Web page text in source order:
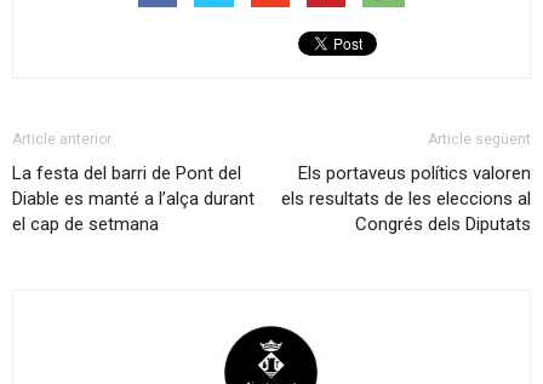
Article anterior
La festa del barri de Pont del
Diable es manté a l’alça durant
el cap de setmana
Article següent
Els portaveus polítics valoren
els resultats de les eleccions al
Congrés dels Diputats